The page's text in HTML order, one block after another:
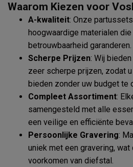
Waarom Kiezen voor
A-kwaliteit: Onze
hoogwaardige materialen
betrouwbaarheid garanderen.
Scherpe Prijzen: Wij
zeer scherpe prijzen, zodat
bieden zonder uw budget te
Compleet Assortiment:
samengesteld met alle
een veilige en efficiënte
Persoonlijke Gravering:
uniek met een gravering,
voorkomen van diefstal.